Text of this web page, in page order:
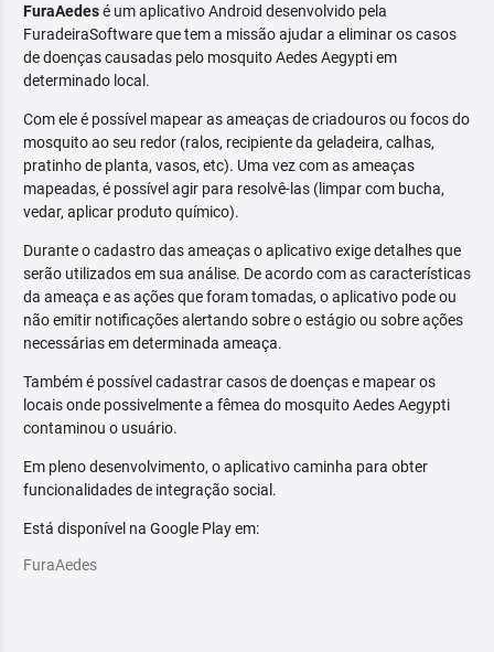
FuraAedesé um aplicativo Android desenvolvido pela
FuradeiraSoftware que tem a missão ajudar a eliminar os casos
de doenças causadas pelo mosquito Aedes Aegypti em
determinado local.
Com ele é possível mapear as ameaças de criadouros ou focos do
mosquito ao seu redor (ralos, recipiente da geladeira, calhas,
pratinho de planta, vasos, etc). Uma vez com as ameaças
mapeadas, é possível agir para resolvê-las (limpar com bucha,
vedar, aplicar produto químico).
Durante o cadastro das ameaças o aplicativo exige detalhes que
serão utilizados em sua análise. De acordo com as características
da ameaça e as ações que foram tomadas, o aplicativo pode ou
não emitir notificações alertando sobre o estágio ou sobre ações
necessárias em determinada ameaça.
Também é possível cadastrar casos de doenças e mapear os
locais onde possivelmente a fêmea do mosquito Aedes Aegypti
contaminou o usuário.
Em pleno desenvolvimento, o aplicativo caminha para obter
funcionalidades de integração social.
Está disponível na Google Play em:
FuraAedes